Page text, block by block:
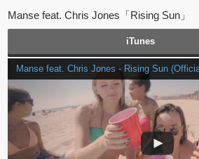
Manse feat. Chris Jones「Rising Sun」
iTunes
Manse feat. Chris Jones - Rising Sun